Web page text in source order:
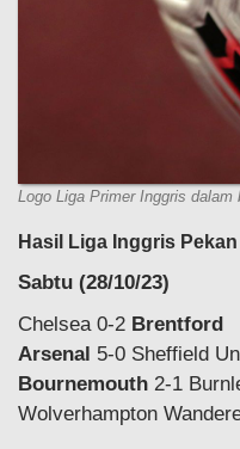
Logo Liga Primer Inggris dalam
Hasil Liga Inggris
Sabtu (28/10/23)
Chelsea 0-2 Brentford
Arsenal 5-0 Sheffield
Bournemouth 2-1
Wolverhampton